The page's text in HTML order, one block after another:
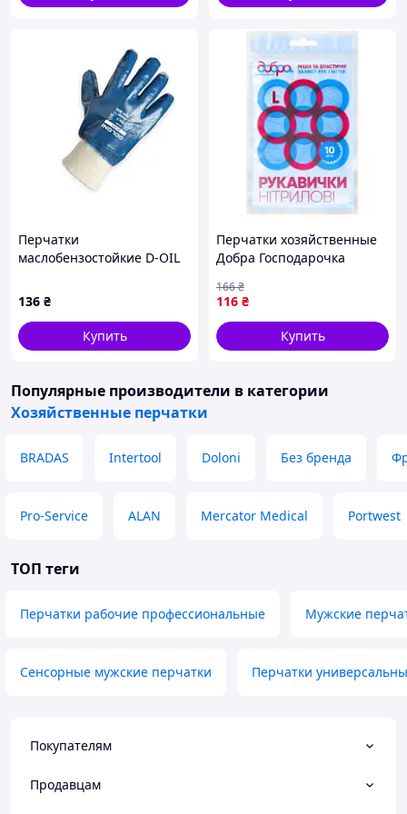
Перчатки
маслобензостойкие D-OIL
нитриловым покрытием,
размер 11, синие, вяз.
манж DOLONI
136 ₴
Купить
Перчатки хозяйственные
Добра Господарочка
(4820086522335)
116 ₴
166₴
Купить
Популярные производители в категории
Хозяйственные перчатки
BRADAS Intertool Doloni Без бренда
Pro-Service ALAN Mercator Medical Portwest
ТОП теги
Перчатки рабочие профессиональные Мужские
Сенсорные мужские перчатки Перчатки
Покупателям
Продавцам